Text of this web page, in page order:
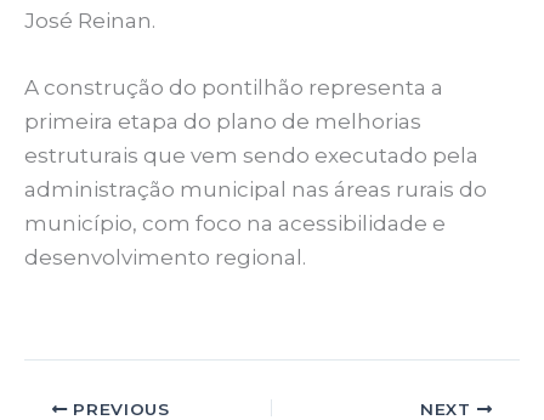
José Reinan.
A construção do pontilhão representa a
primeira etapa do plano de melhorias
estruturais que vem sendo executado pela
administração municipal nas áreas rurais do
município, com foco na acessibilidade e
desenvolvimento regional.
PREVIOUS NEXT